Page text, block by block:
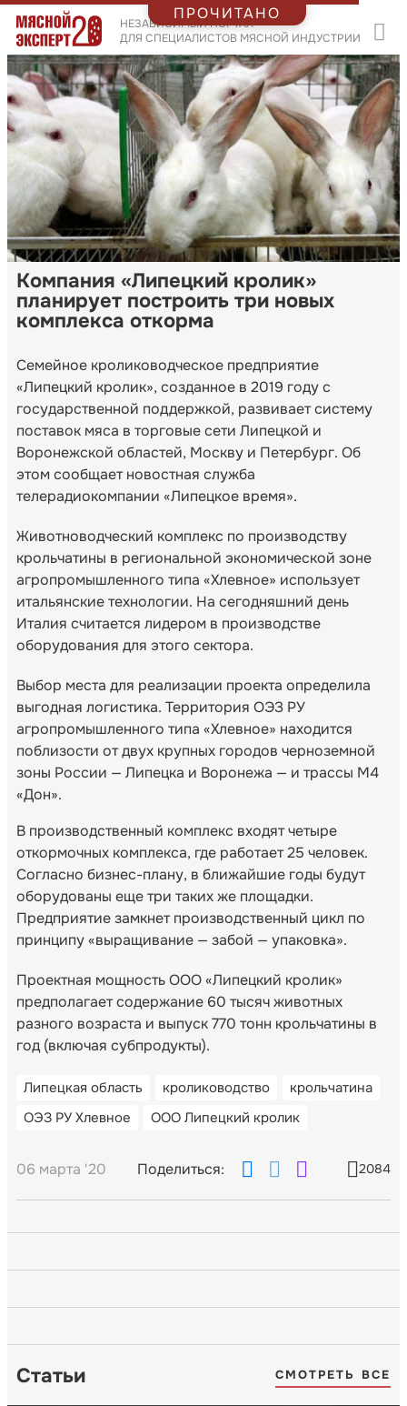
НЕЗАВИСИМЫЙ ПОРТАЛ
ДЛЯ СПЕЦИАЛИСТОВ МЯСНОЙ ИНДУСТРИИ
Компания «Липецкий кролик»
планирует построить три новых
комплекса откорма
Семейное кролиководческое предприятие
«Липецкий кролик», созданное в 2019 году с
государственной поддержкой, развивает систему
поставок мяса в торговые сети Липецкой и
Воронежской областей, Москву и Петербург. Об
этом сообщает новостная служба
телерадиокомпании «Липецкое время».
Животноводческий комплекс по производству
крольчатины в региональной экономической зоне
агропромышленного типа «Хлевное» использует
итальянские технологии. На сегодняшний день
Италия считается лидером в производстве
оборудования для этого сектора.
Выбор места для реализации проекта определила
выгодная логистика. Территория ОЭЗ РУ
агропромышленного типа «Хлевное» находится
поблизости от двух крупных городов черноземной
зоны России — Липецка и Воронежа — и трассы М4
«Дон».
В производственный комплекс входят четыре
откормочных комплекса, где работает 25 человек.
Согласно бизнес-плану, в ближайшие годы будут
оборудованы еще три таких же площадки.
Предприятие замкнет производственный цикл по
принципу «выращивание — забой — упаковка».
Проектная мощность ООО «Липецкий кролик»
предполагает содержание 60 тысяч животных
разного возраста и выпуск 770 тонн крольчатины в
год (включая субпродукты).
Липецкая область кролиководство
крольчатина
ОЭЗ РУ Хлевное
ООО Липецкий кролик
06 марта '20 Поделиться: 2084
Статьи СМОТРЕТЬ ВСЕ
ПРОЧИТАНО